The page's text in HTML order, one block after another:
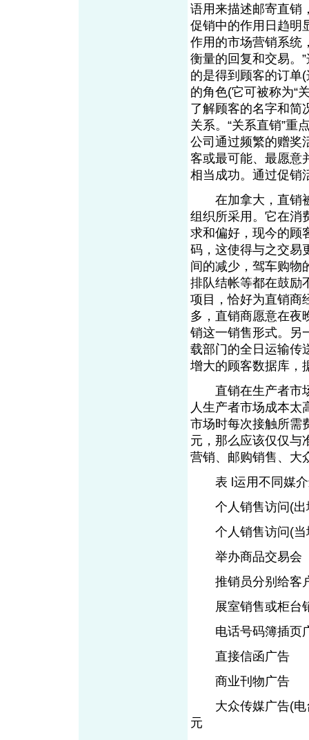
语用来描述邮寄直销
促销中的作用日趋明
作用的市场营销系统
衡量的回复和交易。
的是得到顾客的订单
的角色(它可被称为“
了解顾客的名字和简
关系。“关系直销”重
公司通过频繁的赠奖
客或最可能、最愿意
相当成功。通过促销
在加拿大，直销被
组织所采用。它在消
求和偏好，现今的顾
码，这使得与之交易
间的减少，驾车购物
排队结帐等都在鼓励
项目，恰好为直销商
多，直销商愿意在夜
销这一销售形式。另
载部门的全日运输传
增大的顾客数据库，
直销在生产者市场
人生产者市场成本太
市场时每次接触所需
元，那么应该仅仅与
营销、邮购销售、
表 l运用不同媒介
个人销售访问
个人销售访问
举办商品交
推销员分别给客
展室销售或柜
电话号码簿插
直接信函
商业刊物
大众传媒广告(电
元